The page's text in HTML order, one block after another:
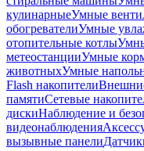
кулинарныеУмные
обогревателиУмные
отопительные котлы
метеостанцииУмные
животныхУмные
Flash накопители
памятиСетевые
дискиНаблюдение и
видеонаблюдения
вызывные панели